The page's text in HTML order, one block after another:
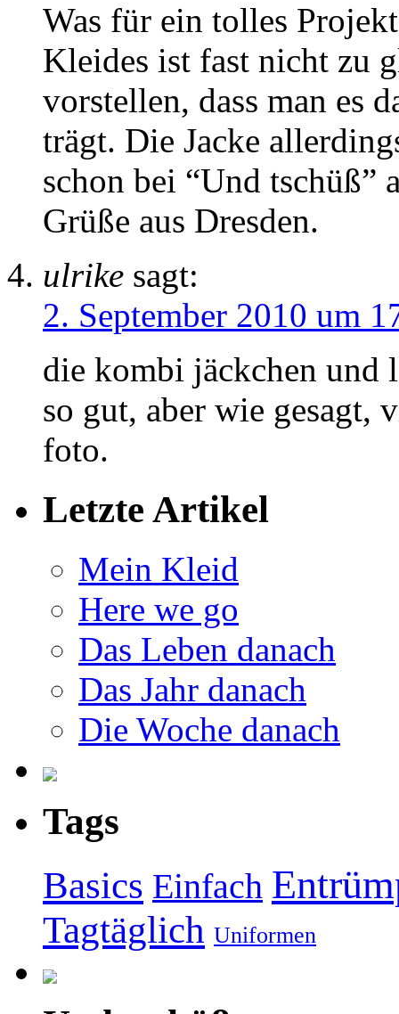
Was für ein tolles
Kleides ist fast nicht zu
vorstellen, dass man es
trägt. Die Jacke
schon bei “Und tschüß”
Grüße aus Dresden.
ulrike sagt:
2. September 2010 um
die kombi jäckchen
so gut, aber wie gesagt,
foto.
Letzte Artikel
Mein Kleid
Here we go
Das Leben danach
Das Jahr danach
Die Woche danach
Tags
Basics Einfach
Tagtäglich Uniformen